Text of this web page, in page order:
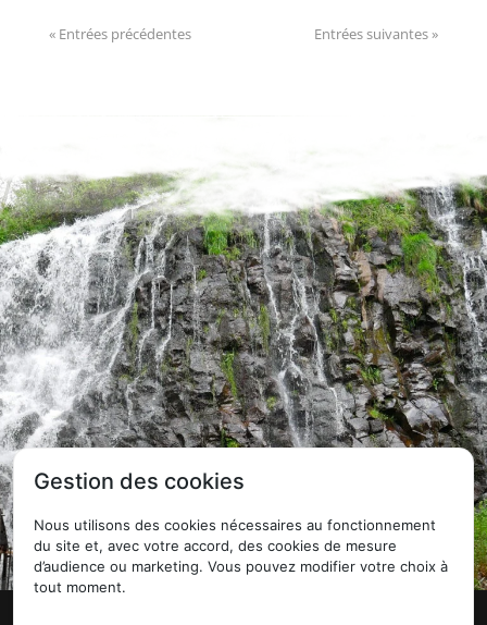
« Entrées précédentes Entrées suivantes »
Gestion des cookies
Nous utilisons des cookies nécessaires au fonctionnement
du site et, avec votre accord, des cookies de mesure
d’audience ou marketing. Vous pouvez modifier votre choix à
tout moment.